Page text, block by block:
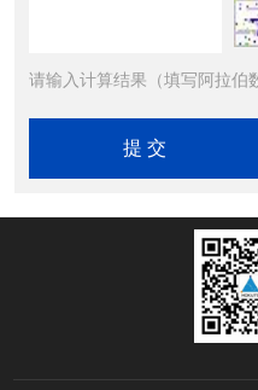
请输入计算结果（填写阿拉伯